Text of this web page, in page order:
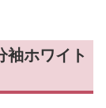
袖ホワイト